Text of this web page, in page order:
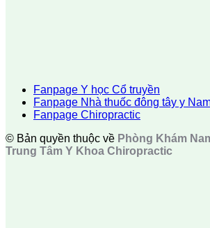
Fanpage Y học Cổ truyền
Fanpage Nhà thuốc đông tây y
Fanpage Chiropractic
© Bản quyền thuộc về Phòng Khám
Trung Tâm Y Khoa Chiropractic